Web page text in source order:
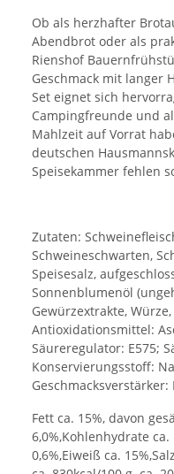
Ob als herzhafter
Abendbrot oder als
Rienshof
Geschmack mit langer
Set eignet sich
Campingfreunde und
Mahlzeit auf Vorrat
deutschen
Speisekammer fehlen
Zutaten:
Schweineschwarten,
Speisesalz,
Sonnenblumenöl
Gewürzextrakte,
Antioxidationsmittel:
Säureregulator: E575;
Konservierungsstoff:
Fett ca. 15%, davon
6,0%,Kohlenhydrate ca.
0,6%,Eiweiß ca.